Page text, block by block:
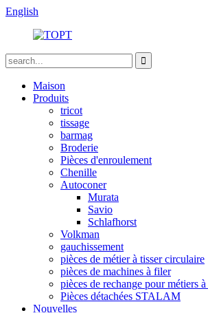
English
Maison
Produits
tricot
tissage
barmag
Broderie
Pièces d'enroulement
Chenille
Autoconer
Murata
Savio
Schlafhorst
Volkman
gauchissement
pièces de métier à tisser circulaire
pièces de machines à filer
pièces de rechange pour métiers
Pièces détachées STALAM
Nouvelles